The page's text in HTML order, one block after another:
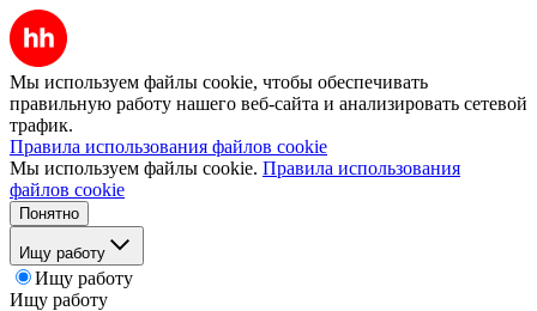
Мы используем файлы cookie, чтобы обеспечивать
правильную работу нашего веб-сайта и анализировать сетевой
трафик.
Правила использования файлов cookie
Мы используем файлы cookie. Правила использования
файлов cookie
Понятно
Ищу работу
Ищу работу
Ищу работу